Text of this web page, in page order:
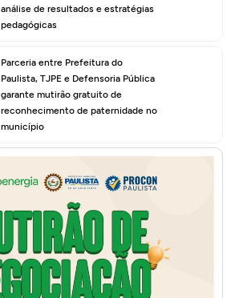
análise de resultados e estratégias
pedagógicas
Parceria entre Prefeitura do
Paulista, TJPE e Defensoria Pública
garante mutirão gratuito de
reconhecimento de paternidade no
município